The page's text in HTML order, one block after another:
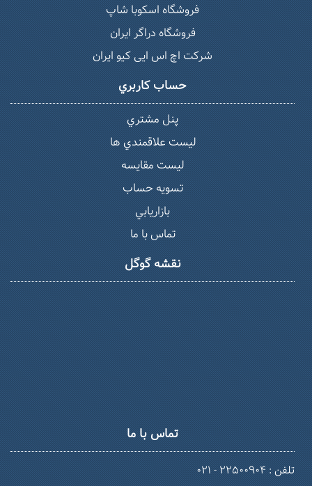
فروشگاه اسکوبا شاپ
فروشگاه دراگر ایران
شرکت اچ اس ایی کیو ایران
حساب كاربري
پنل مشتري
ليست علاقمندي ها
لیست مقایسه
تسويه حساب
بازاريابي
تماس با ما
نقشه گوگل
تماس با ما
تلفن : 22500904 - 021